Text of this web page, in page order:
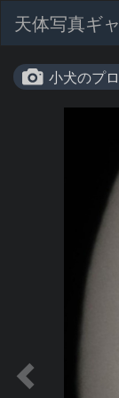
天体写真ギ
小犬のプ